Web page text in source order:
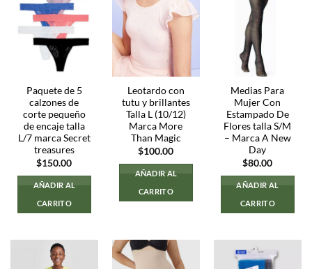
Paquete de 5
calzones de
corte pequeño
de encaje talla
L/7 marca Secret
treasures
$150.00
AÑADIR AL
CARRITO
Leotardo con
tutu y brillantes
Talla L (10/12)
Marca More
Than Magic
$100.00
AÑADIR AL
CARRITO
Medias Para
Mujer Con
Estampado De
Flores talla S/M
– Marca A New
Day
$80.00
AÑADIR AL
CARRITO